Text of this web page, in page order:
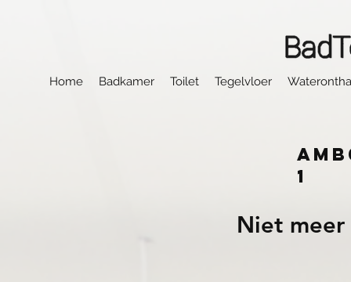
Home Badkamer Toilet Tegelvloer
1
Niet